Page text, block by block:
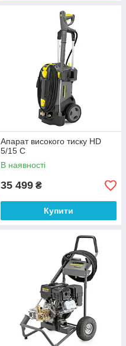
Апарат високого тиску HD
5/15 C
В наявності
35 499 ₴
Купити